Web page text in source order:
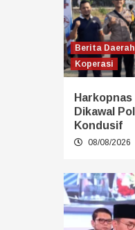
Berita Daerah
Koperasi
Dikawal
Kondusif
08/08/2026